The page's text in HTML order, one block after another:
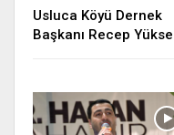
Usluca Köyü Dernek
Başkanı Recep Yüksel